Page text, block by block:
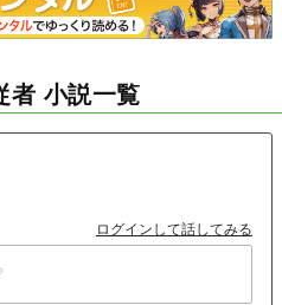
者 小説一覧
ログインして話してみる